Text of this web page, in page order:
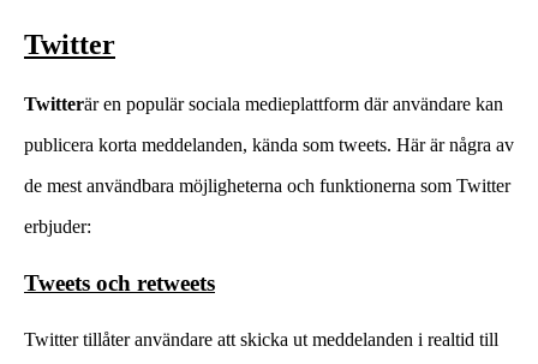
Twitter
Twitterär en populär sociala medieplattform där användare kan
publicera korta meddelanden, kända som tweets. Här är några av
de mest användbara möjligheterna och funktionerna som Twitter
erbjuder:
Tweets och retweets
Twitter tillåter användare att skicka ut meddelanden i realtid till